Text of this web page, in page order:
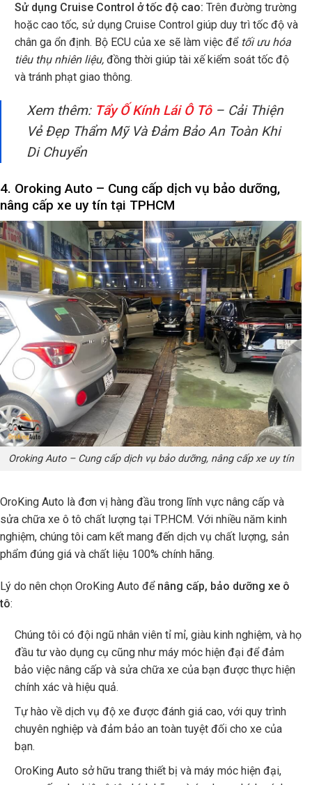
Sử dụng Cruise Control ở tốc độ cao: Trên đường trường
hoặc cao tốc, sử dụng Cruise Control giúp duy trì tốc độ và
chân ga ổn định. Bộ ECU của xe sẽ làm việc để tối ưu hóa
tiêu thụ nhiên liệu, đồng thời giúp tài xế kiểm soát tốc độ
và tránh phạt giao thông.
Xem thêm: Tẩy Ố Kính Lái Ô Tô – Cải Thiện
Vẻ Đẹp Thẩm Mỹ Và Đảm Bảo An Toàn Khi
Di Chuyển
4. Oroking Auto – Cung cấp dịch vụ bảo dưỡng,
nâng cấp xe uy tín tại TPHCM
Oroking Auto – Cung cấp dịch vụ bảo dưỡng, nâng cấp xe uy tín
OroKing Auto là đơn vị hàng đầu trong lĩnh vực nâng cấp và
sửa chữa xe ô tô chất lượng tại TP.HCM. Với nhiều năm kinh
nghiệm, chúng tôi cam kết mang đến dịch vụ chất lượng, sản
phẩm đúng giá và chất liệu 100% chính hãng.
Lý do nên chọn OroKing Auto đểnâng cấp, bảo dưỡng xe ô
tô:
Chúng tôi có đội ngũ nhân viên tỉ mỉ, giàu kinh nghiệm, và họ
đầu tư vào dụng cụ cũng như máy móc hiện đại để đảm
bảo việc nâng cấp và sửa chữa xe của bạn được thực hiện
chính xác và hiệu quả.
Tự hào về dịch vụ độ xe được đánh giá cao, với quy trình
chuyên nghiệp và đảm bảo an toàn tuyệt đối cho xe của
bạn.
OroKing Auto sở hữu trang thiết bị và máy móc hiện đại,